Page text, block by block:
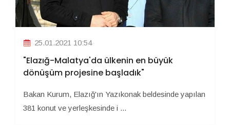
25.01.2021 10:54
"Elazığ-Malatya'da ülkenin en büyük
dönüşüm projesine başladık"
Bakan Kurum, Elazığ'ın Yazıkonak beldesinde yapılan
381 konut ve yerleşkesinde i ...